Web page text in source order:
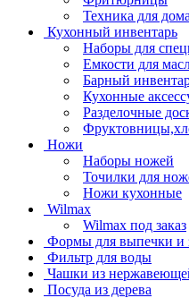
Техника для дома
Кухонный инвентарь
Наборы для
Емкости для
Барный
Кухонные
Разделочные
Ножи
Наборы ножей
Точилки для
Ножи кухонные
Wilmax
Wilmax под заказ
Формы для выпечки и
Фильтр для воды
Чашки из
Посуда из дерева